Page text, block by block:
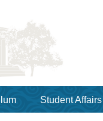
Student Affairs